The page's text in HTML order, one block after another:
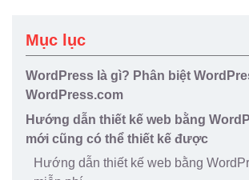
Quy Trình
Blog
Mục lục
WordPress là gì? Phân biệt
WordPress.com
Hướng dẫn thiết kế web bằng
mới cũng có thể thiết kế được
Hướng dẫn thiết kế web bằng